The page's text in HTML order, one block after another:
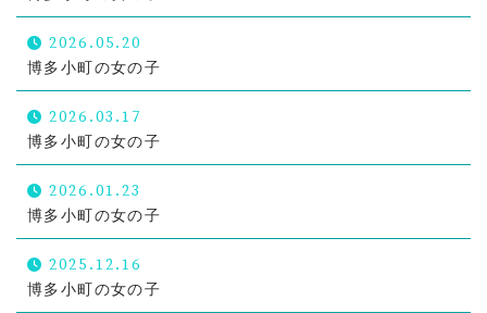
2026.05.20
博多小町の女の子
2026.03.17
博多小町の女の子
2026.01.23
博多小町の女の子
2025.12.16
博多小町の女の子